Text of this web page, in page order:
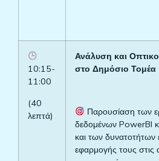
10:15-
11:00
(40
λεπτά)
Ανάλυση και
στο Δημόσιο Τομέα
Παρουσίαση των
δεδομένων PowerBI
και των δυνατοτήτων
εφαρμογής τους στις